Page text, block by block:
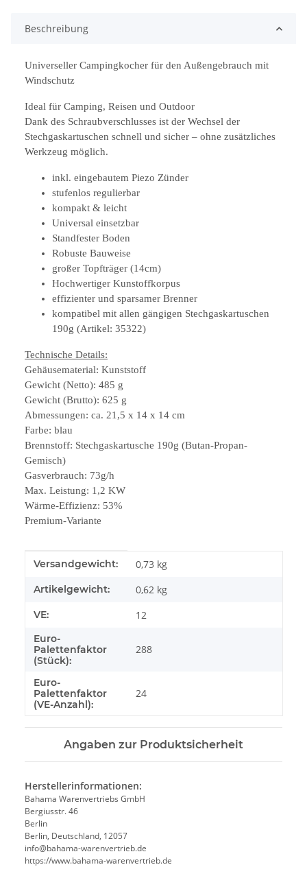
Beschreibung
Universeller Campingkocher für den Außengebrauch mit
Windschutz
Ideal für Camping, Reisen und Outdoor
Dank des Schraubverschlusses ist der Wechsel der
Stechgaskartuschen schnell und sicher – ohne zusätzliches
Werkzeug möglich.
inkl. eingebautem Piezo Zünder
stufenlos regulierbar
kompakt & leicht
Universal einsetzbar
Standfester Boden
Robuste Bauweise
großer Topfträger (14cm)
Hochwertiger Kunstoffkorpus
effizienter und sparsamer Brenner
kompatibel mit allen gängigen Stechgaskartuschen
190g (Artikel: 35322)
Technische Details:
Gehäusematerial: Kunststoff
Gewicht (Netto): 485 g
Gewicht (Brutto): 625 g
Abmessungen: ca. 21,5 x 14 x 14 cm
Farbe: blau
Brennstoff: Stechgaskartusche 190g (Butan-Propan-
Gemisch)
Gasverbrauch: 73g/h
Max. Leistung: 1,2 KW
Wärme-Effizienz: 53%
Premium-Variante
Produkteigenschaft
Wert
Versandgewicht: 0,73 kg
Artikelgewicht: 0,62 kg
VE: 12
Euro-
Palettenfaktor
(Stück):
288
Euro-
Palettenfaktor
(VE-Anzahl):
24
Angaben zur Produktsicherheit
Herstellerinformationen:
Bahama Warenvertriebs GmbH
Bergiusstr. 46
Berlin
Berlin, Deutschland, 12057
ed.beirtrevneraw-amahab@ofni
https://www.bahama-warenvertrieb.de